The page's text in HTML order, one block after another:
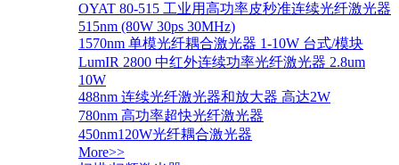
OYAT 80-515 工业用高功率皮秒准连续光纤激光器
515nm (80W 30ps 30MHz)
1570nm 单模光纤耦合激光器 1-10W 台式/模块
LumIR 2800 中红外连续功率光纤激光器 2.8um
10W
488nm 连续光纤激光器和放大器 高达2W
780nm 高功率超快光纤激光器
450nm120W光纤耦合激光器
More>>